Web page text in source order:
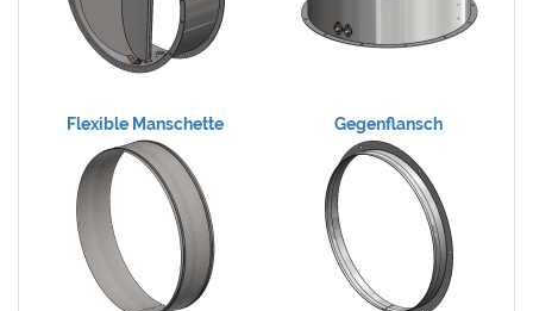
Flexible Manschette Gegenflansch